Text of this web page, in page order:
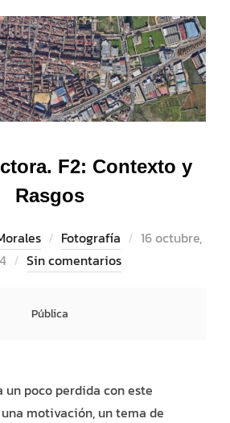
F2: Contexto y
Rasgos
Fotografía
Publicado
16 octubre,
Sin comentarios
Pública
poco perdida con este
motivación, un tema de